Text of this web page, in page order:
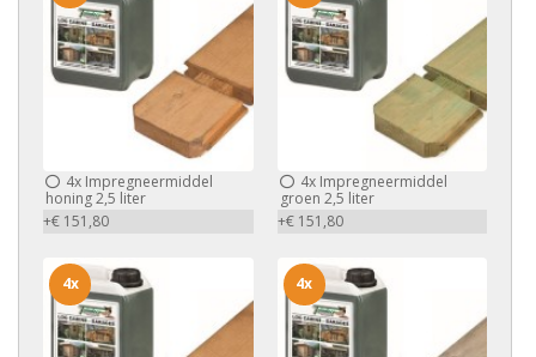
4x Impregneermiddel
honing 2,5 liter
+€ 151,80
4xImpregneermiddel
groen 2,5 liter
+€ 151,80
4x 4x